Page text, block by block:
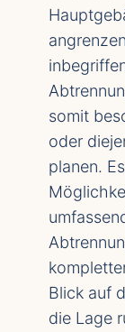
somit
oder
planen.
Blick auf
die Lage